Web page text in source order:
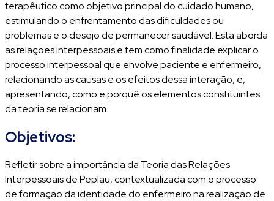
terapêutico como objetivo principal do cuidado humano,
estimulando o enfrentamento das dificuldades ou
problemas e o desejo de permanecer saudável. Esta aborda
as relações interpessoais e tem como finalidade explicar o
processo interpessoal que envolve paciente e enfermeiro,
relacionando as causas e os efeitos dessa interação, e,
apresentando, como e porquê os elementos constituintes
da teoria se relacionam.
Objetivos:
Refletir sobre a importância da Teoria das Relações
Interpessoais de Peplau, contextualizada com o processo
de formação da identidade do enfermeiro na realização de